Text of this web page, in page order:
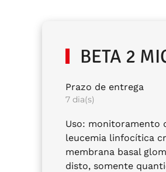
BETA 2
Prazo de entrega
7 dia(s)
Uso: monitoramento
leucemia linfocítica
membrana basal
disto, somente